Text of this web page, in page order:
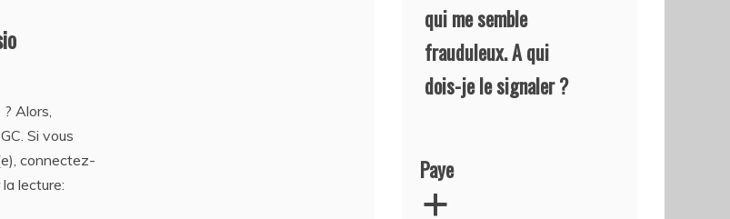
Alors,
Si vous
connectez-
lecture:
qui me semble
frauduleux. A qui
dois-je le signaler ?
Paye
a